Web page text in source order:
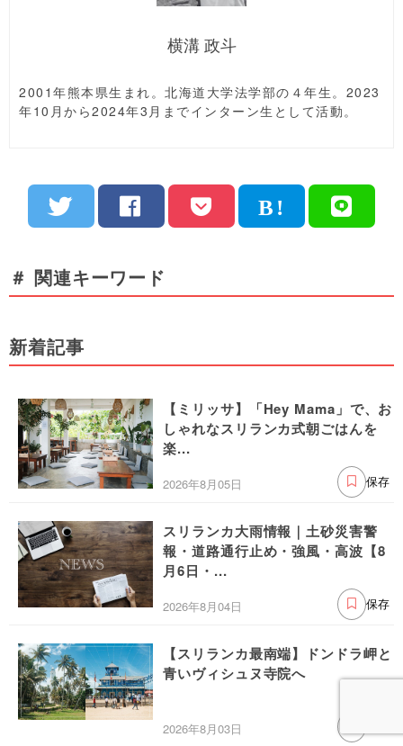
横溝 政斗
2001年熊本県生まれ。北海道大学法学部の４年生。2023
年10月から2024年3月までインターン生として活動。
＃ 関連キーワード
新着記事
【ミリッサ】「Hey Mama」で、お
しゃれなスリランカ式朝ごはんを
楽...
2026年8月05日 保存
スリランカ大雨情報｜土砂災害警
報・道路通行止め・強風・高波【8
月6日・...
2026年8月04日 保存
【スリランカ最南端】ドンドラ岬と
青いヴィシュヌ寺院へ
2026年8月03日